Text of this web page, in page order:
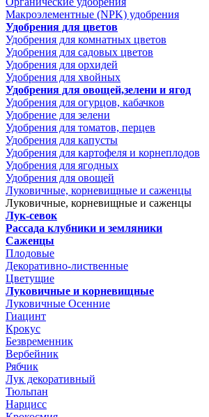
Макроэлементные (NPK) удобрения
Удобрения для цветов
Удобрения для комнатных цветов
Удобрения для садовых цветов
Удобрения для орхидей
Удобрения для хвойных
Удобрения для овощей,зелени и ягод
Удобрения для огурцов, кабачков
Удобрение для зелени
Удобрения для томатов, перцев
Удобрения для капусты
Удобрения для картофеля и корнеплодов
Удобрения для ягодных
Удобрения для овощей
Луковичные, корневищные и саженцы
Луковичные, корневищные и саженцы
Лук-севок
Рассада клубники и земляники
Саженцы
Плодовые
Декоративно-лиственные
Цветущие
Луковичные и корневищные
Луковичные Осенние
Гиацинт
Крокус
Безвременник
Вербейник
Рябчик
Лук декоративный
Тюльпан
Нарцисс